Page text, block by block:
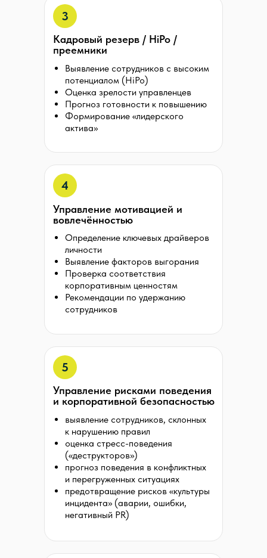
выявление сотрудников, склонных
к нарушению правил
оценка стресс-поведения
(«деструкторов»)
прогноз поведения в конфликтных
и перегруженных ситуациях
предотвращение рисков «культуры
инцидента» (аварии, ошибки,
негативный PR)
Управление рисками поведения
и корпоративной безопасностью
5
Определение ключевых драйверов
личности
Выявление факторов выгорания
Проверка соответствия
корпоративным ценностям
Рекомендации по удержанию
сотрудников
Управление мотивацией и
вовлечённостью
4
Выявление сотрудников с высоким
потенциалом (HiPo)
Оценка зрелости управленцев
Прогноз готовности к повышению
Формирование «лидерского
актива»
Кадровый резерв / HiPo /
преемники
3